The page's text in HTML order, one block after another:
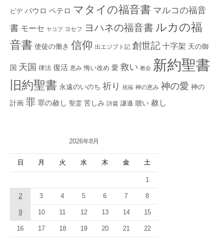
ビデ パウロ ペテロ マタイの福音書 マルコの福音
書 モーセ ヤコブ ヨセフ ヨハネの福音書 ルカの福
音書 使徒の働き 信仰 出エジプト記 創世記 十字架 天の御
国 天国 律法 復活 恵み 悔い改め 愛 救い 教会 新約聖書
旧約聖書 永遠のいのち 祈り 祝福 神の恵み 神の愛 神の
計画 罪 罪の赦し 聖霊 苦しみ 詩篇 謙遜 贖い 赦し
2026年8月
日 月 火 水 木 金 土
1
2 3 4 5 6 7 8
9 10 11 12 13 14 15
16 17 18 19 20 21 22